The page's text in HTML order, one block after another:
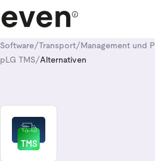
Software/Transport/Management und
pLG TMS/Alternativen